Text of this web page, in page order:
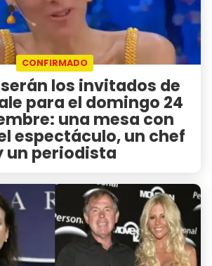
CONFIRMADO
los invitados de
para el domingo 24
una mesa con
espectáculo, un chef
un periodista